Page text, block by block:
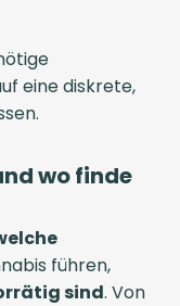
eine diskrete,
wo finde
führen,
sind. Von